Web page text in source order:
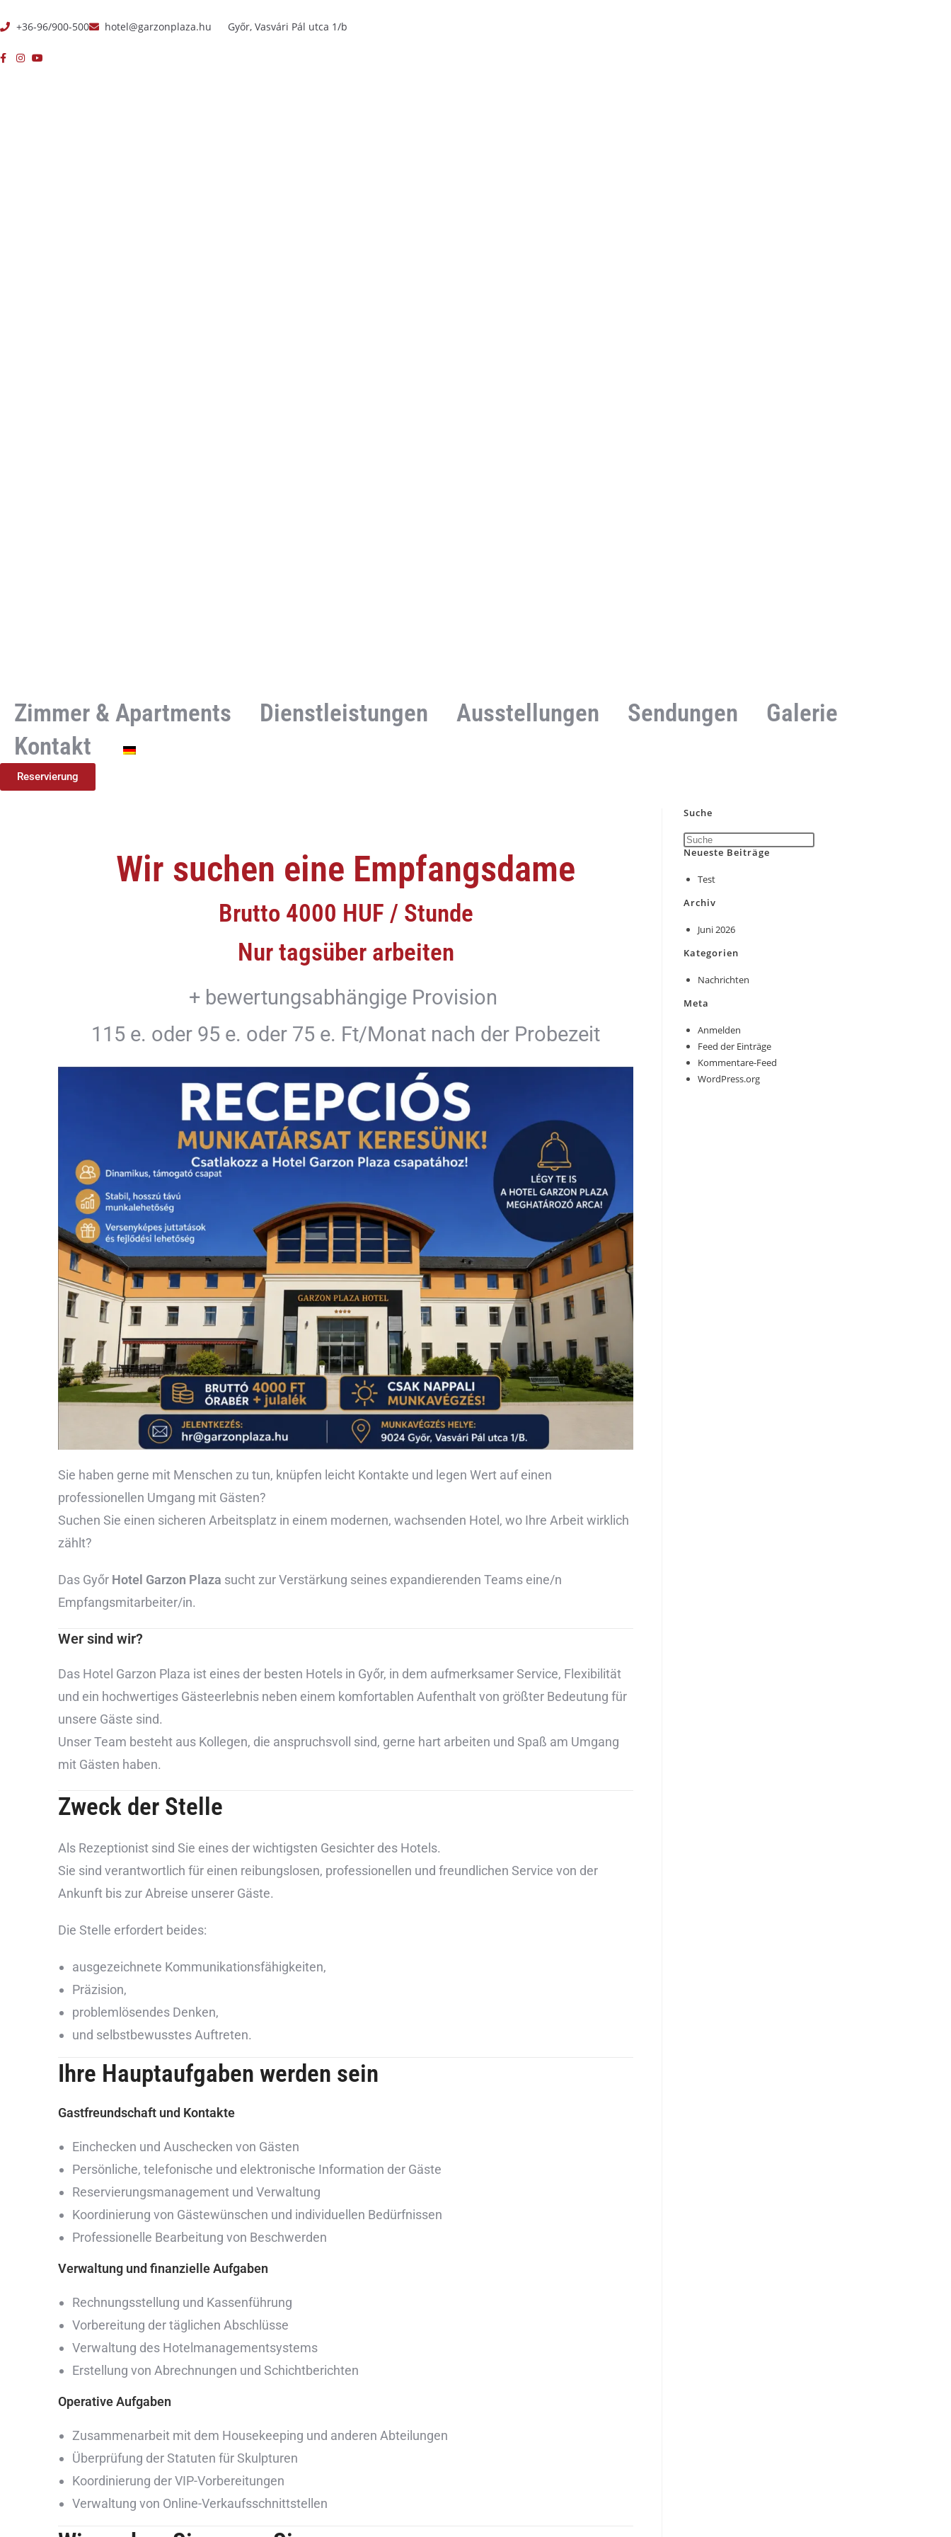
+36-96/900-500 hotel@garzonplaza.hu Győr, Vasvári Pál utca 1/b
Zimmer & Apartments Dienstleistungen Ausstellungen Sendungen
Galerie
Kontakt
Reservierung
Wir suchen eine Empfangsdame
Brutto 4000 HUF / Stunde
Nur tagsüber arbeiten
+ bewertungsabhängige Provision
115 e. oder 95 e. oder 75 e. Ft/Monat nach der Probezeit
Sie haben gerne mit Menschen zu tun, knüpfen leicht Kontakte und legen Wert auf einen
professionellen Umgang mit Gästen?
Suchen Sie einen sicheren Arbeitsplatz in einem modernen, wachsenden Hotel, wo Ihre Arbeit wirklich
zählt?
Das Győr Hotel Garzon Plaza sucht zur Verstärkung seines expandierenden Teams eine/n
Empfangsmitarbeiter/in.
Wer sind wir?
Das Hotel Garzon Plaza ist eines der besten Hotels in Győr, in dem aufmerksamer Service, Flexibilität
und ein hochwertiges Gästeerlebnis neben einem komfortablen Aufenthalt von größter Bedeutung für
unsere Gäste sind.
Unser Team besteht aus Kollegen, die anspruchsvoll sind, gerne hart arbeiten und Spaß am Umgang
mit Gästen haben.
Zweck der Stelle
Als Rezeptionist sind Sie eines der wichtigsten Gesichter des Hotels.
Sie sind verantwortlich für einen reibungslosen, professionellen und freundlichen Service von der
Ankunft bis zur Abreise unserer Gäste.
Die Stelle erfordert beides:
ausgezeichnete Kommunikationsfähigkeiten,
Präzision,
problemlösendes Denken,
und selbstbewusstes Auftreten.
Ihre Hauptaufgaben werden sein
Gastfreundschaft und Kontakte
Einchecken und Auschecken von Gästen
Persönliche, telefonische und elektronische Information der Gäste
Reservierungsmanagement und Verwaltung
Koordinierung von Gästewünschen und individuellen Bedürfnissen
Professionelle Bearbeitung von Beschwerden
Verwaltung und finanzielle Aufgaben
Rechnungsstellung und Kassenführung
Vorbereitung der täglichen Abschlüsse
Verwaltung des Hotelmanagementsystems
Erstellung von Abrechnungen und Schichtberichten
Operative Aufgaben
Zusammenarbeit mit dem Housekeeping und anderen Abteilungen
Überprüfung der Statuten für Skulpturen
Koordinierung der VIP-Vorbereitungen
Verwaltung von Online-Verkaufsschnittstellen
Suche
Neueste Beiträge
Test
Archiv
Juni 2026
Kategorien
Nachrichten
Meta
Anmelden
Feed der Einträge
Kommentare-Feed
WordPress.org